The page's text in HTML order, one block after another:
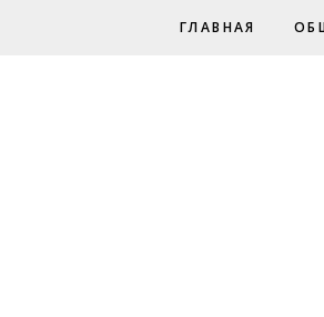
ГЛАВНАЯ